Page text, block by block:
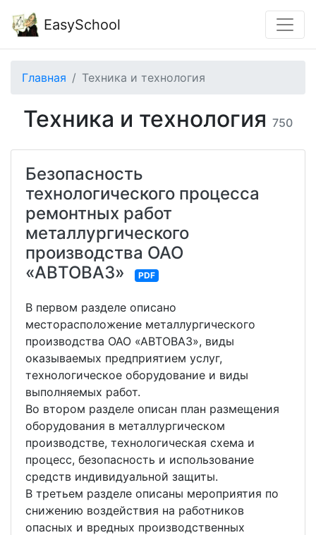
EasySchool
Главная Техника и технология
Техника и технология 750
Безопасность
технологического процесса
ремонтных работ
металлургического
производства ОАО
«АВТОВАЗ»
PDF
В первом разделе описано
месторасположение металлургического
производства ОАО «АВТОВАЗ», виды
оказываемых предприятием услуг,
технологическое оборудование и виды
выполняемых работ.
Во втором разделе описан план размещения
оборудования в металлургическом
производстве, технологическая схема и
процесс, безопасность и использование
средств индивидуальной защиты.
В третьем разделе описаны мероприятия по
снижению воздействия на работников
опасных и вредных производственных